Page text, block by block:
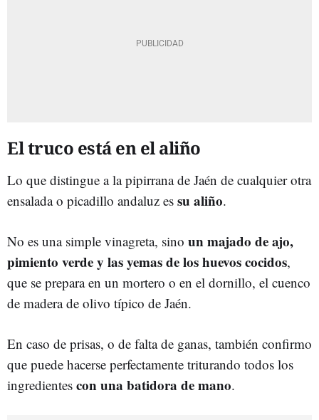
El truco está en el aliño
Lo que distingue a la pipirrana de Jaén de cualquier otra
ensalada o picadillo andaluz es su aliño.
No es una simple vinagreta, sino un majado de ajo,
pimiento verde y las yemas de los huevos cocidos,
que se prepara en un mortero o en el dornillo, el cuenco
de madera de olivo típico de Jaén.
En caso de prisas, o de falta de ganas, también confirmo
que puede hacerse perfectamente triturando todos los
ingredientes con una batidora de mano.